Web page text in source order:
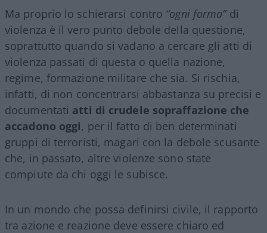
Ma proprio lo schierarsi contro “ogni forma”di
violenza è il vero punto debole della questione,
soprattutto quando si vadano a cercare gli atti di
violenza passati di questa o quella nazione,
regime, formazione militare che sia. Si rischia,
infatti, di non concentrarsi abbastanza su precisi e
documentati atti di crudele sopraffazione che
accadono oggi, per il fatto di ben determinati
gruppi di terroristi, magari con la debole scusante
che, in passato, altre violenze sono state
compiute da chi oggi le subisce.
In un mondo che possa definirsi civile, il rapporto
tra azione e reazione deve essere chiaro ed